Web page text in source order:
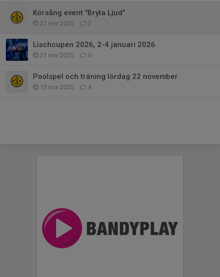
Körsång event "Bryta Ljud"
21 nov 2025 2
Lischcupen 2026, 2-4 januari 2026
21 nov 2025 0
Poolspel och träning lördag 22 november
15 nov 2025 4